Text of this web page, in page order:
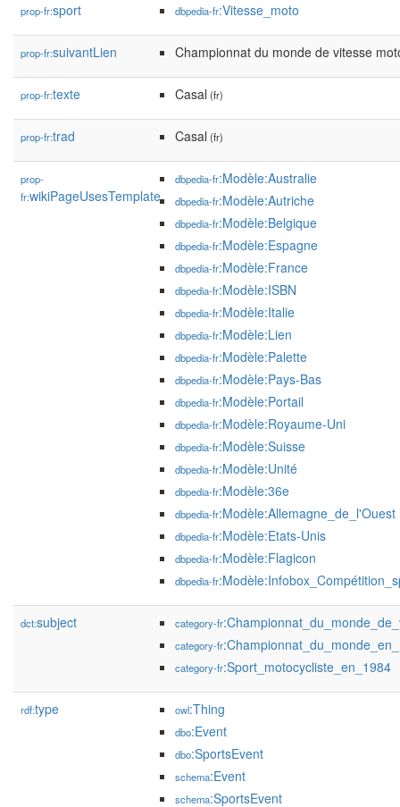
prop-fr:sport dbpedia-fr:Vitesse_moto
prop-fr:suivantLien Championnat du monde de vitesse
prop-fr:texte Casal (fr)
prop-fr:trad Casal (fr)
prop-
fr:wikiPageUsesTemplate
dbpedia-fr:Modèle:Australie
dbpedia-fr:Modèle:Autriche
dbpedia-fr:Modèle:Belgique
dbpedia-fr:Modèle:Espagne
dbpedia-fr:Modèle:France
dbpedia-fr:Modèle:ISBN
dbpedia-fr:Modèle:Italie
dbpedia-fr:Modèle:Lien
dbpedia-fr:Modèle:Palette
dbpedia-fr:Modèle:Pays-Bas
dbpedia-fr:Modèle:Portail
dbpedia-fr:Modèle:Royaume-Uni
dbpedia-fr:Modèle:Suisse
dbpedia-fr:Modèle:Unité
dbpedia-fr:Modèle:36e
dbpedia-fr:Modèle:Allemagne_de_l'Ouest
dbpedia-fr:Modèle:Etats-Unis
dbpedia-fr:Modèle:Flagicon
dbpedia-fr
dct:subject category-fr
category-fr
category-fr:Sport_motocycliste_en_1984
rdf:type owl:Thing
dbo:Event
dbo:SportsEvent
schema:Event
schema:SportsEvent